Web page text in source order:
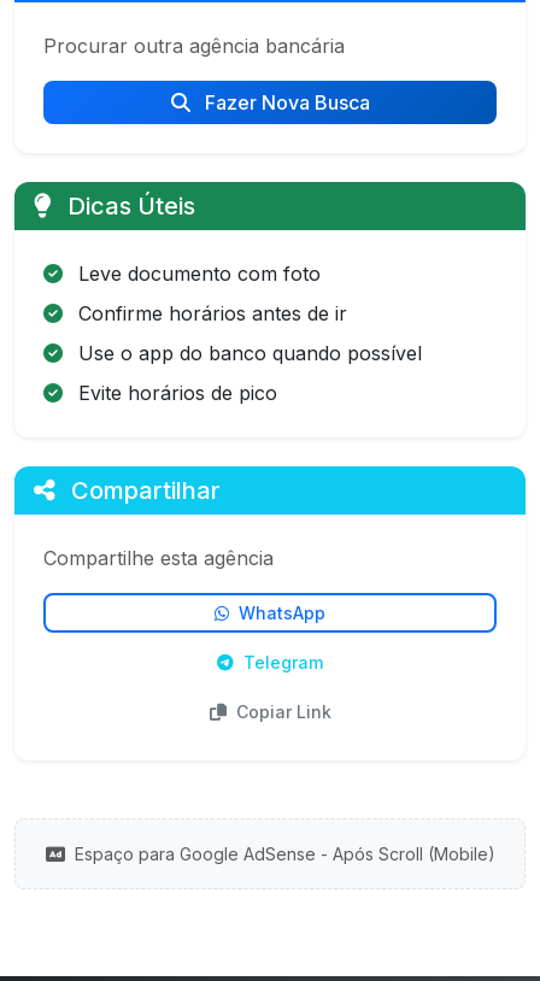
Procurar outra agência bancária
Fazer Nova Busca
Dicas Úteis
Leve documento com foto
Confirme horários antes de ir
Use o app do banco quando possível
Evite horários de pico
Compartilhar
Compartilhe esta agência
WhatsApp
Telegram
Copiar Link
Espaço para Google AdSense - Após Scroll (Mobile)